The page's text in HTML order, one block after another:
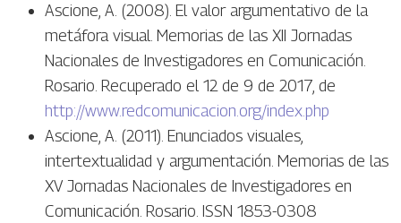
Ascione, A. (2008). El valor argumentativo de la
metáfora visual. Memorias de las XII Jornadas
Nacionales de Investigadores en Comunicación.
Rosario. Recuperado el 12 de 9 de 2017, de
http://www.redcomunicacion.org/index.php
Ascione, A. (2011). Enunciados visuales,
intertextualidad y argumentación. Memorias de las
XV Jornadas Nacionales de Investigadores en
Comunicación. Rosario. ISSN 1853-0308